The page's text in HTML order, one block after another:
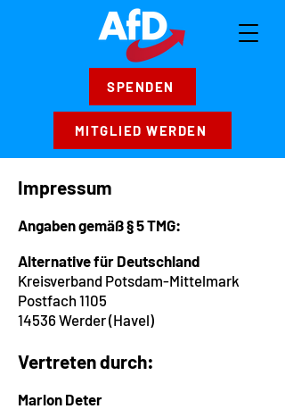
SPENDEN
MITGLIED WERDEN
Impressum
Angaben gemäß § 5 TMG:
Alternative für Deutschland
Kreisverband Potsdam-Mittelmark
Postfach 1105
14536 Werder (Havel)
Vertreten durch:
Marlon Deter